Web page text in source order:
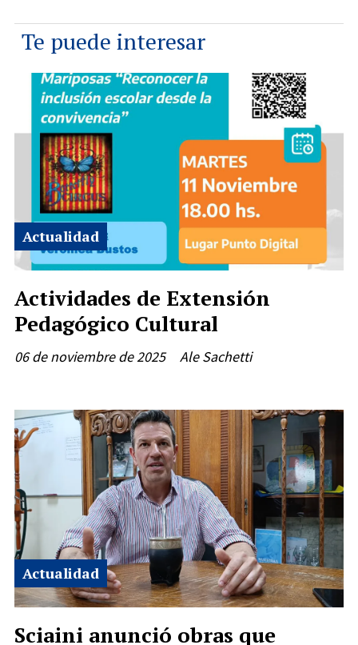
Te puede interesar
Actividades de Extensión
Pedagógico Cultural
Ale Sachetti
Actualidad
06 de noviembre de 2025
Sciaini anunció obras que
Actualidad